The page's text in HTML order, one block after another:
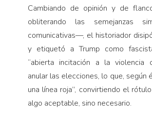
Cambiando de opinión y de
obliterando las semejanzas
comunicativas—, el historiador
y etiquetó a Trump como
“abierta incitación a la violencia
anular las elecciones, lo que, según
una línea roja”, convirtiendo el
algo aceptable, sino necesario.